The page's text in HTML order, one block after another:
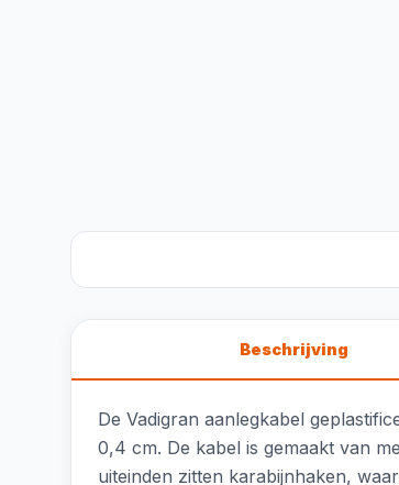
Beschrijving
De Vadigran aanlegkabel
0,4 cm. De kabel is gemaakt van
uiteinden zitten karabijnhaken,